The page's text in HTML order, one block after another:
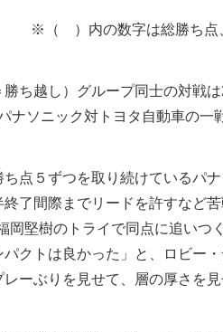
※（ ）内の数字は総勝ち点
ち越し）グループ同士の対戦
ナソニック対トヨタ自動車の一
点５ずつを取り続けているパ
了間際までリードを許すなど苦
岡堅樹のトライで同点に追いつ
パクトは良かった」と、ロビー
ーぶりを見せて、層の厚さを見